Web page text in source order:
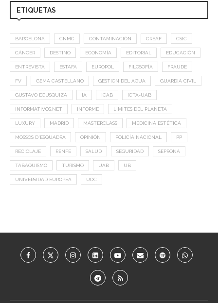
ETIQUETAS
BARCELONA CNMC CONTAMINACIÓN CREAF CSIC
CÁNCER DESTINO ECONOMÍA EDITORIAL EDUCACIÓN
ENTREVISTA ESTAFA EUROPOL FILOSOFÍA FRAUDE
FV GEMA CASTELLANO GESTION DEL AGUA GUARDIA CIVIL
GUSTAVO EGUSQUIZA IA ICAB ICTA-UAB
INFORMATIVOS.NET INFORME LIMITES DEL PLANETA
LUXURY MADRID MASTERCLASS MEDICINA ESTÉTICA
MOSSOS D'ESQUADRA OPINIÓN POLICÍA NACIONAL PP
RECICLAJE RENFE SALUD SEGURIDAD SEPRONA
TABAQUISMO TURISMO UAB UB
UNIVERSIDAD EUROPEA UOC